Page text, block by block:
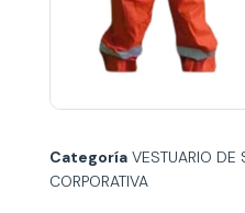
Categoría VESTUARIO DE
CORPORATIVA